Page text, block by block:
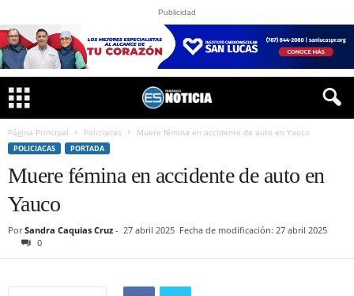
Publicidad
Página Principal Policiacas Muere fémina en accidente de auto en Yauco
POLICIACAS PORTADA
Muere fémina en accidente de auto en
Yauco
Por Sandra Caquias Cruz - 27 abril 2025 Fecha de modificación: 27 abril 2025
0